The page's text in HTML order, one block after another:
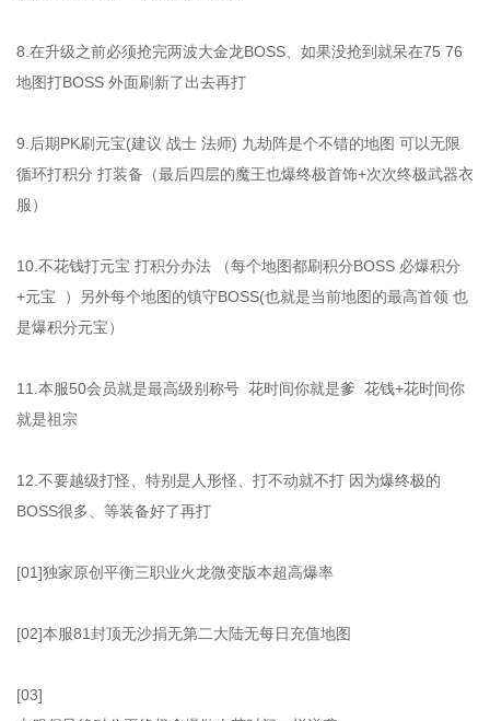
8.在升级之前必须抢完两波大金龙BOSS、如果没抢到就呆在75 76
地图打BOSS 外面刷新了出去再打
9.后期PK刷元宝(建议 战士 法师) 九劫阵是个不错的地图 可以无限
循环打积分 打装备（最后四层的魔王也爆终极首饰+次次终极武器衣
服）
10.不花钱打元宝 打积分办法 （每个地图都刷积分BOSS 必爆积分
+元宝 ）另外每个地图的镇守BOSS(也就是当前地图的最高首领 也
是爆积分元宝）
11.本服50会员就是最高级别称号 花时间你就是爹 花钱+花时间你
就是祖宗
12.不要越级打怪、特别是人形怪、打不动就不打 因为爆终极的
BOSS很多、等装备好了再打
[01]独家原创平衡三职业火龙微变版本超高爆率
[02]本服81封顶无沙捐无第二大陆无每日充值地图
[03]